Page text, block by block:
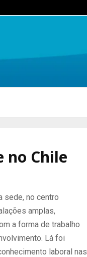
no Chile
sede, no centro
amplas,
a forma de trabalho
Lá foi
laboral nas